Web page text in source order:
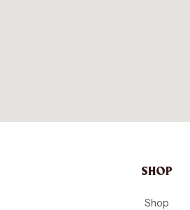
SHOP
Shop